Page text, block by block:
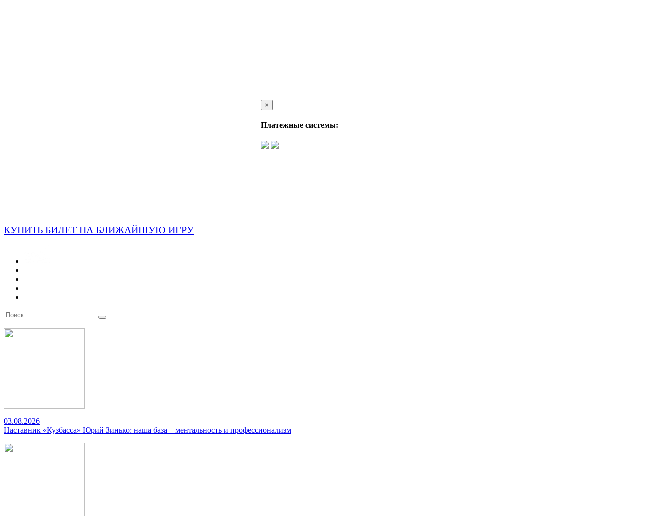
×
Платежные системы:
КУПИТЬ БИЛЕТ НА БЛИЖАЙШУЮ ИГРУ
03.08.2026
Наставник «Кузбасса» Юрий Зинько: наша база – ментальность и профессионализм